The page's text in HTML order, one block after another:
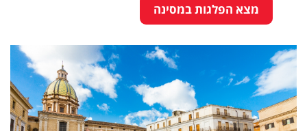
מצא הפלגות במסינה